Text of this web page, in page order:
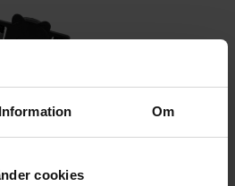
Information Om
cookies